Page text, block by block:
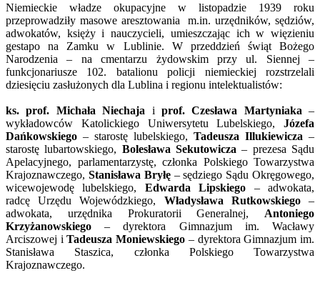
Niemieckie władze okupacyjne w listopadzie 1939 roku
przeprowadziły masowe aresztowania m.in. urzędników, sędziów,
adwokatów, księży i nauczycieli, umieszczając ich w więzieniu
gestapo na Zamku w Lublinie. W przeddzień świąt Bożego
Narodzenia – na cmentarzu żydowskim przy ul. Siennej –
funkcjonariusze 102. batalionu policji niemieckiej rozstrzelali
dziesięciu zasłużonych dla Lublina i regionu intelektualistów:
ks. prof. Michała Niechaja i prof. Czesława Martyniaka –
wykładowców Katolickiego Uniwersytetu Lubelskiego, Józefa
Dańkowskiego – starostę lubelskiego, Tadeusza Illukiewicza –
starostę lubartowskiego, Bolesława Sekutowicza – prezesa Sądu
Apelacyjnego, parlamentarzystę, członka Polskiego Towarzystwa
Krajoznawczego, Stanisława Bryłę– sędziego Sądu Okręgowego,
wicewojewodę lubelskiego, Edwarda Lipskiego – adwokata,
radcę Urzędu Wojewódzkiego, Władysława Rutkowskiego–
adwokata, urzędnika Prokuratorii Generalnej, Antoniego
Krzyżanowskiego – dyrektora Gimnazjum im. Wacławy
Arciszowej iTadeusza Moniewskiego – dyrektora Gimnazjum im.
Stanisława Staszica, członka Polskiego Towarzystwa
Krajoznawczego.